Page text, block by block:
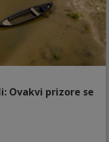
Ovakvi prizore se